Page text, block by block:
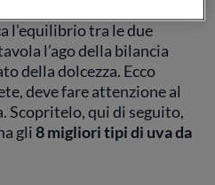
l'equilibrio tra le due
l’ago della bilancia
della dolcezza. Ecco
deve fare attenzione al
Scopritelo, qui di seguito,
gli8migliori tipi di uva da